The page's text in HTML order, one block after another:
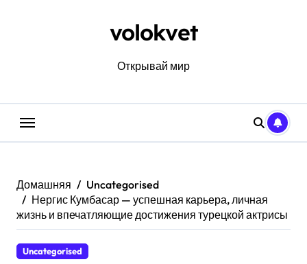
volokvet
Открывай мир
Домашняя
Uncategorised
Нергис Кумбасар — успешная карьера, личная
жизнь и впечатляющие достижения турецкой актрисы
Uncategorised